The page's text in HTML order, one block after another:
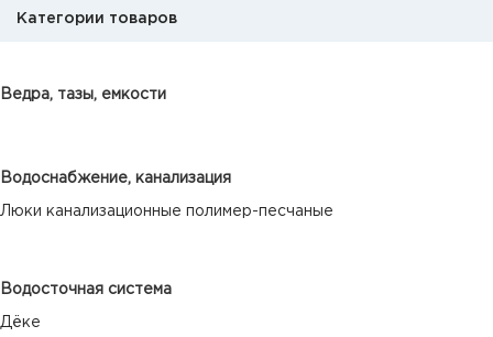
Категории товаров
Ведра, тазы, емкости
Водоснабжение, канализация
Люки канализационные полимер-песчаные
Водосточная система
Дёке